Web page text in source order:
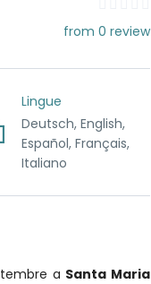
from 0 review
Lingue
Deutsch, English,
Español, Français,
Italiano
a Santa Maria